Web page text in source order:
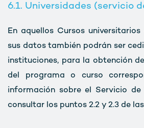
6.1. Universidades (servicio
En aquellos Cursos
sus datos también podrán ser
instituciones, para la obtención
del programa o curso
información sobre el Servicio de
consultar los puntos 2.2 y 2.3 de las